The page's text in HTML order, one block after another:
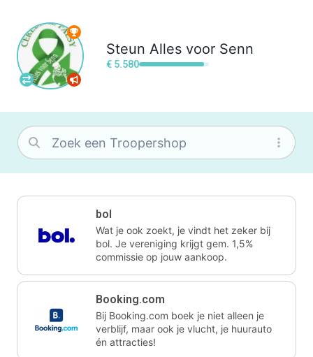
Steun Alles voor Senn
€ 5.580
bol
Wat je ook zoekt, je vindt het zeker bij
bol. Je vereniging krijgt gem. 1,5%
commissie op jouw aankoop.
Booking.com
Bij Booking.com boek je niet alleen je
verblijf, maar ook je vlucht, je huurauto
én attracties!